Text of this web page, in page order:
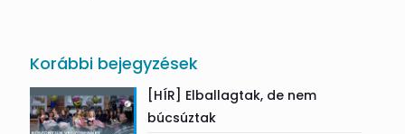
Korábbi bejegyzések
[HÍR] Elballagtak, de nem
búcsúztak